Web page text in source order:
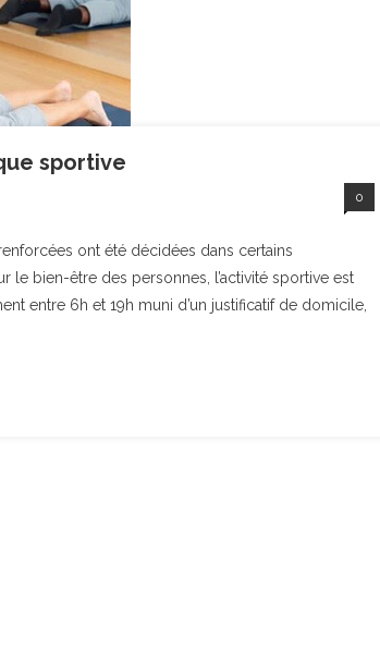
sportive
0
ont été décidées dans certains
le bien-être des personnes, l’activité sportive est
entre 6h et 19h muni d’un justificatif de domicile,